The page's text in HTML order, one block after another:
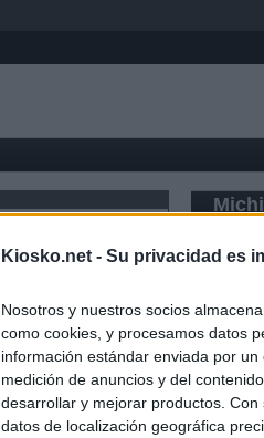
Kiosko.net - Su privacidad es
Nosotros y nuestros socios
como cookies, y procesamos datos
información estándar enviada por
medición de anuncios y del
desarrollar y mejorar productos.
datos de localización geográfica